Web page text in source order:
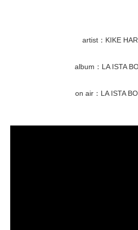
artist：KIKE
album：LA ISTA
on air：LA ISTA